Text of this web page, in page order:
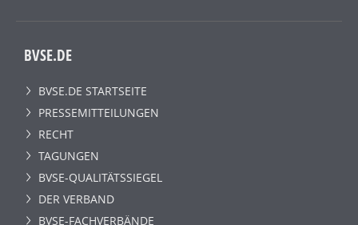
BVSE.DE
BVSE.DE STARTSEITE
PRESSEMITTEILUNGEN
RECHT
TAGUNGEN
BVSE-QUALITÄTSSIEGEL
DER VERBAND
BVSE-FACHVERBÄNDE